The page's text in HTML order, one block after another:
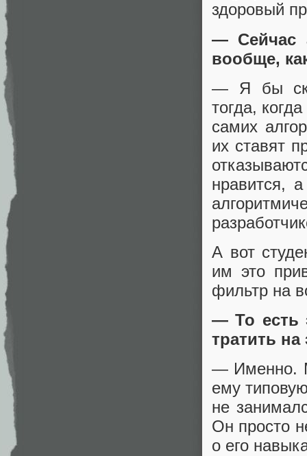
здоровый
— Сейчас
вообще,
— Я бы
тогда,
самих
их ставят
нравится,
А вот
им это
фильтр на
— То есть
тратить
— Именно.
ему
не
Он просто
о его